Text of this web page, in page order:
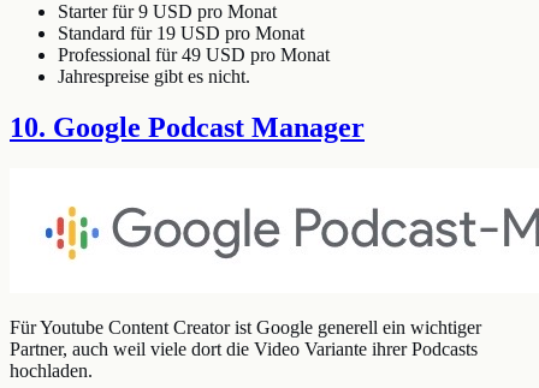
Starter für 9 USD pro Monat
Standard für 19 USD pro Monat
Professional für 49 USD pro Monat
Jahrespreise gibt es nicht.
10. Google Podcast Manager
Für Youtube Content Creator ist Google generell ein wichtiger
Partner, auch weil viele dort die Video Variante ihrer Podcasts
hochladen.